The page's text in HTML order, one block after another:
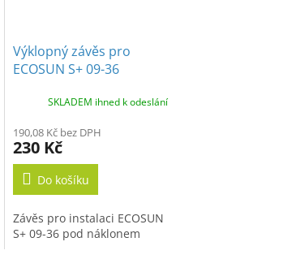
Výklopný závěs pro
ECOSUN S+ 09-36
SKLADEM ihned k odeslání
190,08 Kč bez DPH
230 Kč
Do košíku
Závěs pro instalaci ECOSUN
S+ 09-36 pod náklonem